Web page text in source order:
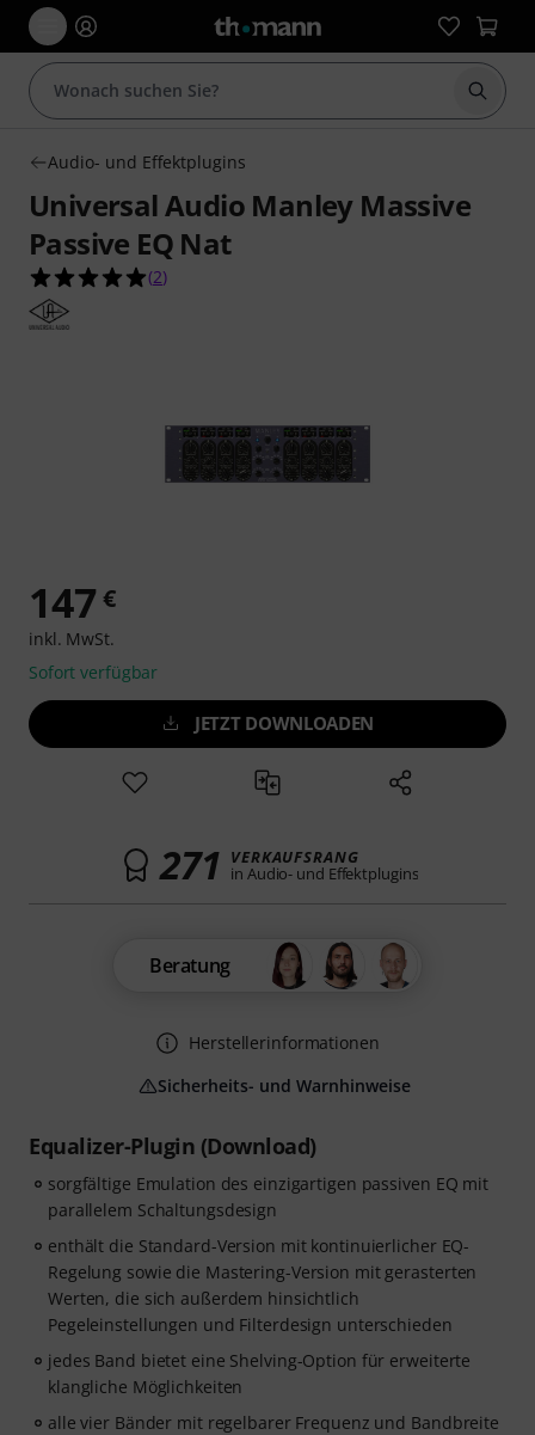
Suche
Audio- und Effektplugins
Universal Audio Manley Massive
Passive EQ Nat
5.0 von 5 Sternen aus 2 Kundenbewertungen
(2)
Equalizer-Plugin (Download)
sorgfältige Emulation des einzigartigen passiven EQ mit
parallelem Schaltungsdesign
enthält die Standard-Version mit kontinuierlicher EQ-
Regelung sowie die Mastering-Version mit gerasterten
Werten, die sich außerdem hinsichtlich
Pegeleinstellungen und Filterdesign unterschieden
jedes Band bietet eine Shelving-Option für erweiterte
klangliche Möglichkeiten
alle vier Bänder mit regelbarer Frequenz und Bandbreite
147 €
inkl. MwSt.
Sofort verfügbar
JETZT DOWNLOADEN
271 VERKAUFSRANG
in Audio- und Effektplugins
Beratung
Herstellerinformationen
Sicherheits- und Warnhinweise